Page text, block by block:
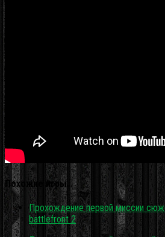
Похожие игры…
Прохождение первой миссии
battlefront 2